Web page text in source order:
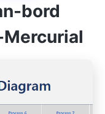
bord